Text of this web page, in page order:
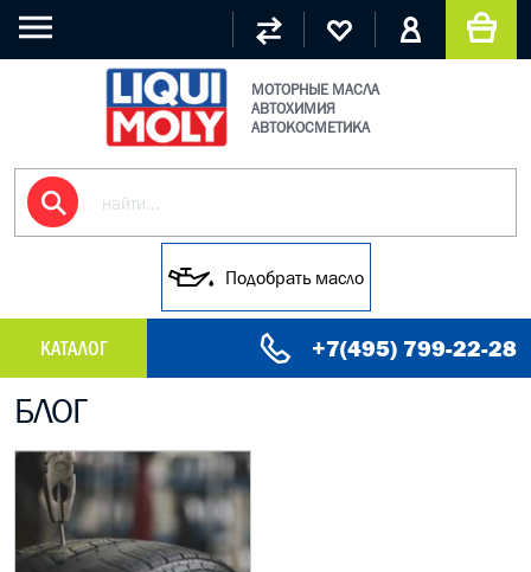
МОТОРНЫЕ МАСЛА
АВТОХИМИЯ
АВТОКОСМЕТИКА
Подобрать масло
КАТАЛОГ +7(495) 799-22-28
МАСЛО МОТОРНОЕ
ГРУЗОВЫЕ МАСЛА
ГИДРАВЛИЧЕСКИЕ МАСЛА
МАСЛО В КОРОБКУ
БЛОГ